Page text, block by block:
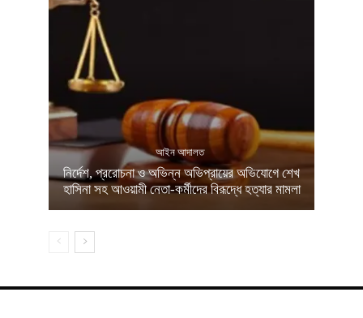
আইন আদালত
নির্দেশ, প্ররোচনা ও অভিন্ন অভিপ্রায়ের অভিযোগে শেখ
হাসিনা সহ আওয়ামী নেতা-কর্মীদের বিরূদ্ধে হত্যার মামলা